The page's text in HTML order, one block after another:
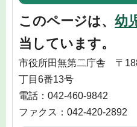
このページは、 幼
当しています。
市役所田無第二庁舎 〒
丁目6番13号
電話：042-460-9842
ファクス：042-420-2892